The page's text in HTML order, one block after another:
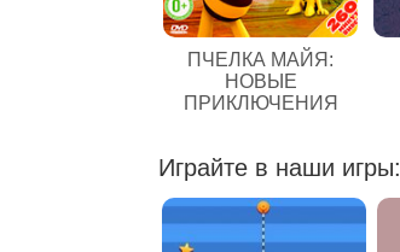
ПЧЕЛКА МАЙЯ:
НОВЫЕ
ПРИКЛЮЧЕНИЯ
Играйте в наши игры: